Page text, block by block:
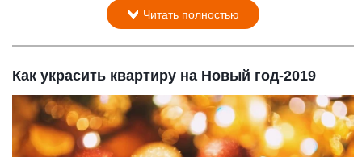
Читать полностью
Как украсить квартиру на Новый год-2019